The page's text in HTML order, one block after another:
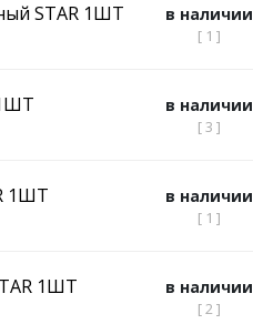
STAR 1ШТ в наличии
[ 1 ]
в наличии
[ 3 ]
1ШТ в наличии
[ 1 ]
1ШТ в наличии
[ 2 ]